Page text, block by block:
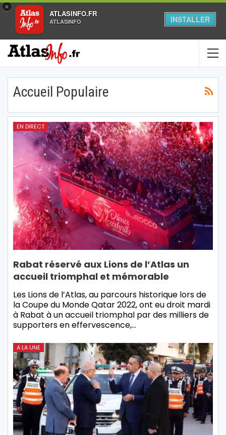
×
ATLASINFO.FR
ATLASINFO INSTALLER
Accueil Populaire
EN DIRECT
Rabat réservé aux Lions de l’Atlas un
accueil triomphal et mémorable
Les Lions de l’Atlas, au parcours historique lors de
la Coupe du Monde Qatar 2022, ont eu droit mardi
à Rabat à un accueil triomphal par des milliers de
supporters en effervescence,…
A LA UNE